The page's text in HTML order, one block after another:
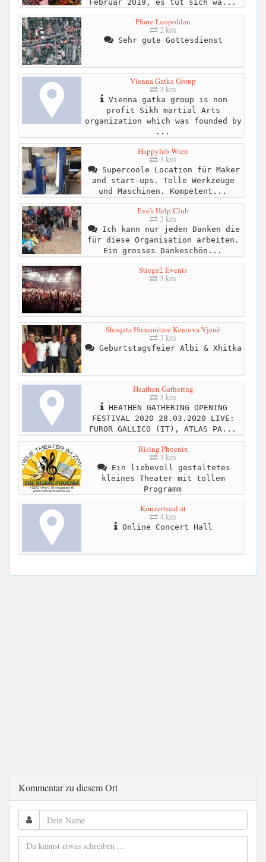
Februar 2019, es tut sich wa...
Pfarre Leopoldau
2 km
Sehr gute Gottesdienst
Vienna Gatka Group
3 km
Vienna gatka group is non
profit Sikh martial Arts
organization which was founded by
...
Happylab Wien
3 km
Supercoole Location für Maker
and start-ups. Tolle Werkzeuge
und Maschinen. Kompetent...
Eve's Help Club
3 km
Ich kann nur jeden Danken die
für diese Organisation arbeiten.
Ein grosses Dankeschön...
Stiege2 Events
3 km
Shoqata Humanitare Kercova Vjenë
3 km
Geburtstagsfeier Albi & Xhitka
Heathen Gathering
3 km
HEATHEN GATHERING OPENING
FESTIVAL 2020 28.03.2020 LIVE:
FUROR GALLICO (IT), ATLAS PA...
Rising Phoenix
3 km
Ein liebevoll gestaltetes
kleines Theater mit tollem
Programm
Konzertsaal.at
4 km
Online Concert Hall
Kommentar zu diesem Ort